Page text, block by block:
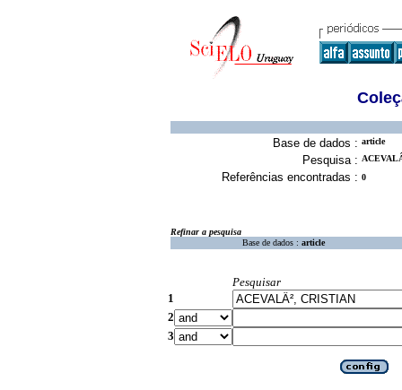
Base de dados : article
Pesquisa :
Referências encontradas : 0
Refinar a pesquisa
Base de dados : article
Pesquisar
1
2
3